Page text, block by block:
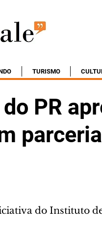
TURISMO
PR
do Instituto